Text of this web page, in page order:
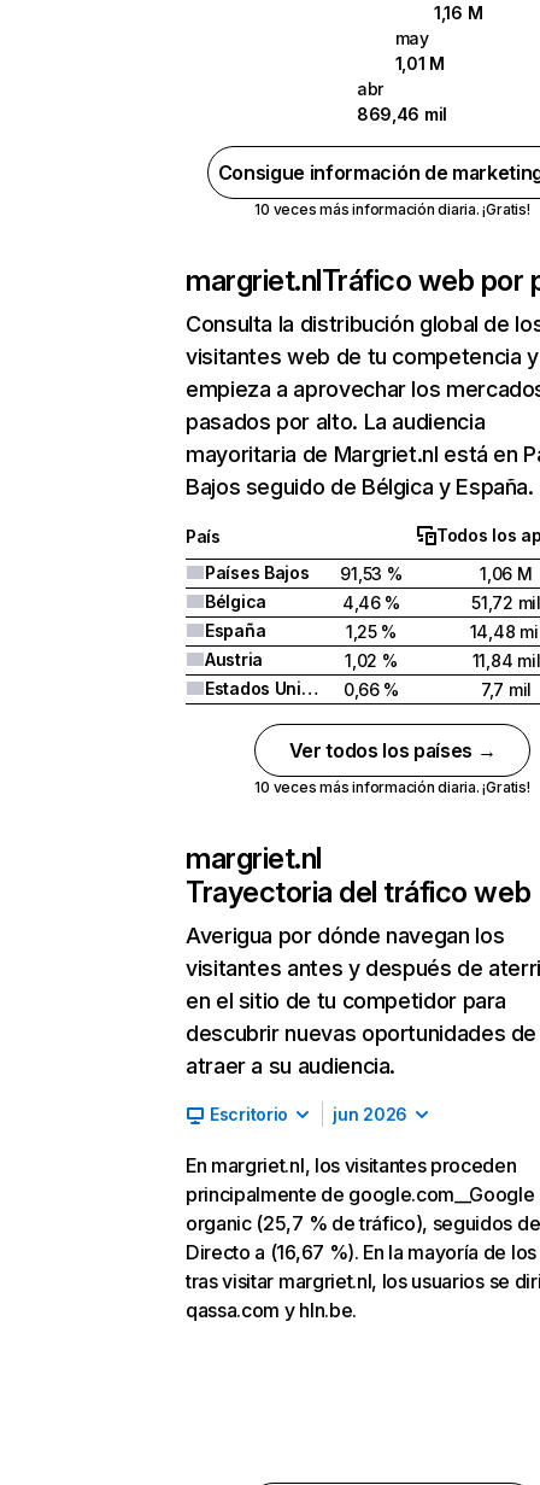
1,16 M
may
1,01 M
abr
869,46 mil
Consigue información de
10 veces más información diaria. ¡Gratis!
margriet.nlTráfico web por
Consulta la distribución global de
visitantes web de tu competencia y
empieza a aprovechar los
pasados por alto. La audiencia
mayoritaria de Margriet.nl está en
Bajos seguido de Bélgica y España.
País
Todos los
Países Bajos
91,53 %
1,06 M
Bélgica
4,46 %
51,72 mil
España
1,25 %
14,48
Austria
1,02 %
11,84 mil
Estados Unidos
0,66 % 7,7 mil
Ver todos los países →
10 veces más información diaria. ¡Gratis!
margriet.nl
Trayectoria del tráfico web
Averigua por dónde navegan los
visitantes antes y después de
en el sitio de tu competidor para
descubrir nuevas oportunidades de
atraer a su audiencia.
Escritorio jun 2026
En margriet.nl, los visitantes proceden
principalmente de google.com__Google
organic (25,7 % de tráfico), seguidos de
Directo a (16,67 %). En la mayoría de
tras visitar margriet.nl, los usuarios se
qassa.com y hln.be.